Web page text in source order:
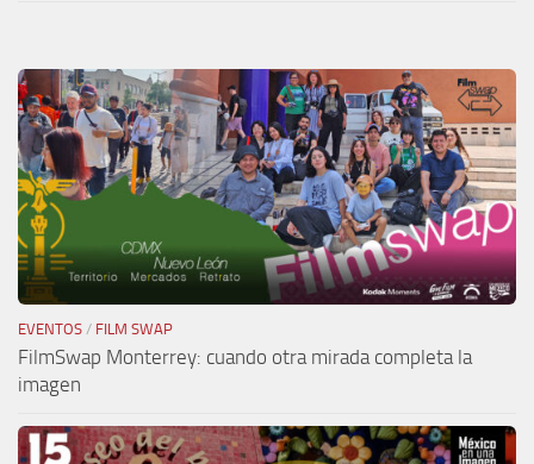
EVENTOS / FILM SWAP
FilmSwap Monterrey: cuando otra mirada completa la
imagen